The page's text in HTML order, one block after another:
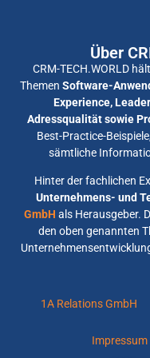
Über
CRM-TECH.WORLD
Themen Software-
Experience,
Adressqualität sowie
Best-Practice-
sämtliche
Hinter der fachlichen
Unternehmens- und
GmbH als Herausgeber.
den oben genannten
1A Relations GmbH
Impressum